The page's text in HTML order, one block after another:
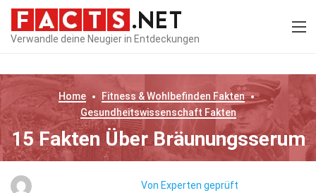
Verwandle deine Neugier in Entdeckungen
Home Fitness & Wohlbefinden Fakten
Gesundheitswissenschaft Fakten
15 Fakten Über Bräunungsserum
Von Experten geprüft